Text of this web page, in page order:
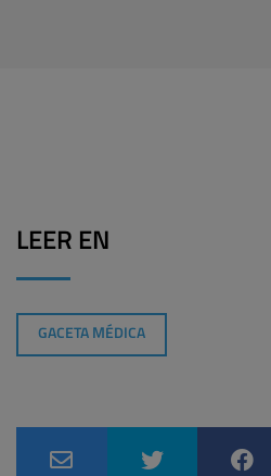
LEER EN
GACETA MÉDICA